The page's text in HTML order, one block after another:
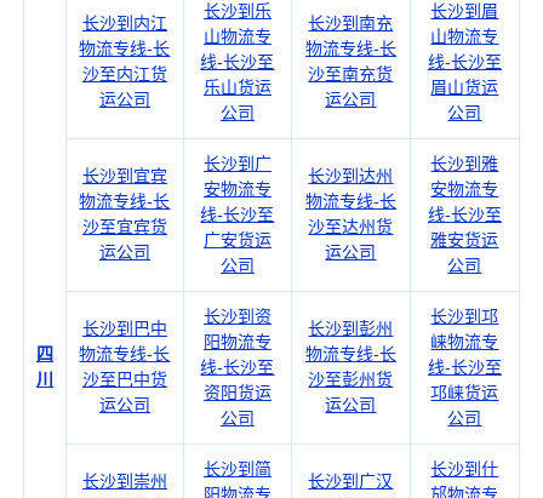
四
川
长沙到内江
物流专线-长
沙至内江货
运公司
长沙到乐
山物流专
线-长沙至
乐山货运
公司
长沙到南充
物流专线-长
沙至南充货
运公司
长沙到眉
山物流专
线-长沙至
眉山货运
公司
长沙到宜宾
物流专线-长
沙至宜宾货
运公司
长沙到广
安物流专
线-长沙至
广安货运
公司
长沙到达州
物流专线-长
沙至达州货
运公司
长沙到雅
安物流专
线-长沙至
雅安货运
公司
长沙到巴中
物流专线-长
沙至巴中货
运公司
长沙到资
阳物流专
线-长沙至
资阳货运
公司
长沙到彭州
物流专线-长
沙至彭州货
运公司
长沙到邛
崃物流专
线-长沙至
邛崃货运
公司
长沙到崇州
长沙到简
长沙到广汉
长沙到什